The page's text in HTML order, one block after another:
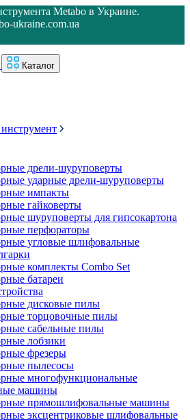
Metabo в Украине.
ukraine.com.ua
Каталог
дрели-шуруповерты
ударные дрели-шуруповерты
импакты
гайковерты
шуруповерты для гипсокартона
перфораторы
угловые шлифовальные
комплекты Combo Set
батареи
дисковые пилы
торцовочные пилы
сабельные пилы
лобзики
фрезеры
пылесосы
многофункциональные
машины
прямошлифовальные машины
эксцентриковые шлифовальные